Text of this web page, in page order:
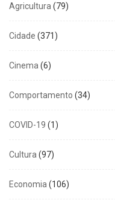
Agricultura (79)
Cidade (371)
Cinema (6)
Comportamento (34)
COVID-19 (1)
Cultura (97)
Economia (106)